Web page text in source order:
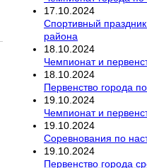
17 10 2024
Спортивный
района
18 10 2024
Чемпионат и
18 10 2024
Первенство города
19 10 2024
Чемпионат и
19 10 2024
Соревнования по
19 10 2024
Первенство города